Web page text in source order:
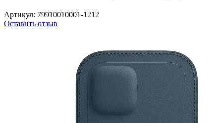
Артикул: 79910010001-1212
Оставить отзыв